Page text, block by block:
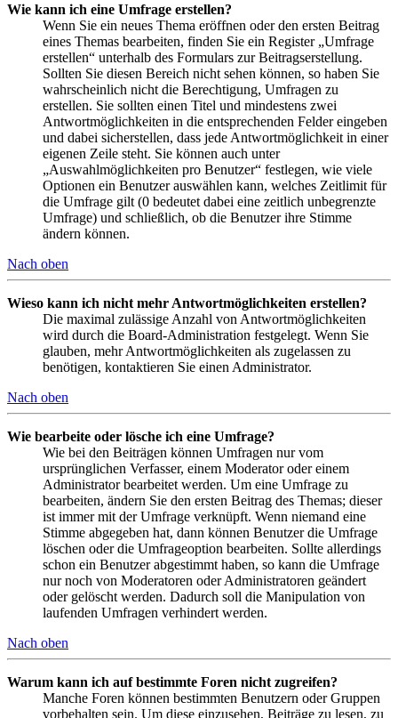
Wie kann ich eine Umfrage erstellen?
Wenn Sie ein neues Thema eröffnen oder den ersten Beitrag
eines Themas bearbeiten, finden Sie ein Register „Umfrage
erstellen“ unterhalb des Formulars zur Beitragserstellung.
Sollten Sie diesen Bereich nicht sehen können, so haben Sie
wahrscheinlich nicht die Berechtigung, Umfragen zu
erstellen. Sie sollten einen Titel und mindestens zwei
Antwortmöglichkeiten in die entsprechenden Felder eingeben
und dabei sicherstellen, dass jede Antwortmöglichkeit in einer
eigenen Zeile steht. Sie können auch unter
„Auswahlmöglichkeiten pro Benutzer“ festlegen, wie viele
Optionen ein Benutzer auswählen kann, welches Zeitlimit für
die Umfrage gilt (0 bedeutet dabei eine zeitlich unbegrenzte
Umfrage) und schließlich, ob die Benutzer ihre Stimme
ändern können.
Nach oben
Wieso kann ich nicht mehr Antwortmöglichkeiten erstellen?
Die maximal zulässige Anzahl von Antwortmöglichkeiten
wird durch die Board-Administration festgelegt. Wenn Sie
glauben, mehr Antwortmöglichkeiten als zugelassen zu
benötigen, kontaktieren Sie einen Administrator.
Nach oben
Wie bearbeite oder lösche ich eine Umfrage?
Wie bei den Beiträgen können Umfragen nur vom
ursprünglichen Verfasser, einem Moderator oder einem
Administrator bearbeitet werden. Um eine Umfrage zu
bearbeiten, ändern Sie den ersten Beitrag des Themas; dieser
ist immer mit der Umfrage verknüpft. Wenn niemand eine
Stimme abgegeben hat, dann können Benutzer die Umfrage
löschen oder die Umfrageoption bearbeiten. Sollte allerdings
schon ein Benutzer abgestimmt haben, so kann die Umfrage
nur noch von Moderatoren oder Administratoren geändert
oder gelöscht werden. Dadurch soll die Manipulation von
laufenden Umfragen verhindert werden.
Nach oben
Warum kann ich auf bestimmte Foren nicht zugreifen?
Manche Foren können bestimmten Benutzern oder Gruppen
vorbehalten sein. Um diese einzusehen, Beiträge zu lesen, zu